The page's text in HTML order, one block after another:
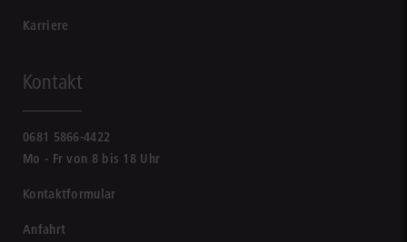
Karriere
Kontakt
0681 5866-4422
Mo - Fr von 8 bis 18 Uhr
Kontaktformular
Anfahrt